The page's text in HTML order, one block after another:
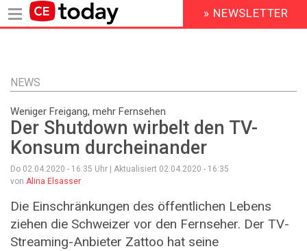
Inhalt
HEADER
MENU
» NEWSLETTER
NEWS
Weniger Freigang, mehr Fernsehen
Der Shutdown wirbelt den TV-
Konsum durcheinander
Do 02.04.2020 - 16:35 Uhr | Aktualisiert 02.04.2020 - 16:35
von Alina Elsasser
Die Einschränkungen des öffentlichen Lebens
ziehen die Schweizer vor den Fernseher. Der TV-
Streaming-Anbieter Zattoo hat seine